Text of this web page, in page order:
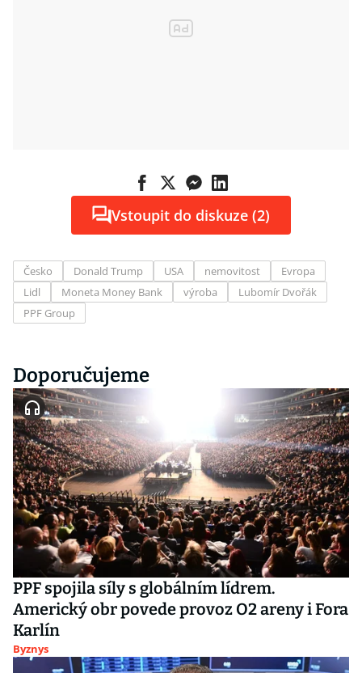
Vstoupit do diskuze (2)
Česko Donald Trump USA nemovitost
Evropa
Lidl
Moneta Money Bank výroba
Lubomír Dvořák
PPF Group
Doporučujeme
PPF spojila síly s globálním lídrem.
Americký obr povede provoz O2 areny i Fora
Karlín
Byznys